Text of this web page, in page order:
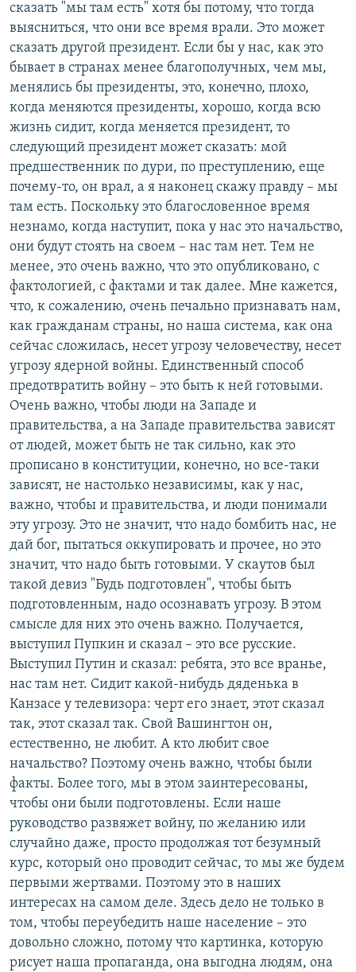
сказать "мы там есть" хотя бы потому, что тогда
выясниться, что они все время врали. Это может
сказать другой президент. Если бы у нас, как это
бывает в странах менее благополучных, чем мы,
менялись бы президенты, это, конечно, плохо,
когда меняются президенты, хорошо, когда всю
жизнь сидит, когда меняется президент, то
следующий президент может сказать: мой
предшественник по дури, по преступлению, еще
почему-то, он врал, а я наконец скажу правду – мы
там есть. Поскольку это благословенное время
незнамо, когда наступит, пока у нас это начальство,
они будут стоять на своем – нас там нет. Тем не
менее, это очень важно, что это опубликовано, с
фактологией, с фактами и так далее. Мне кажется,
что, к сожалению, очень печально признавать нам,
как гражданам страны, но наша система, как она
сейчас сложилась, несет угрозу человечеству, несет
угрозу ядерной войны. Единственный способ
предотвратить войну – это быть к ней готовыми.
Очень важно, чтобы люди на Западе и
правительства, а на Западе правительства зависят
от людей, может быть не так сильно, как это
прописано в конституции, конечно, но все-таки
зависят, не настолько независимы, как у нас,
важно, чтобы и правительства, и люди понимали
эту угрозу. Это не значит, что надо бомбить нас, не
дай бог, пытаться оккупировать и прочее, но это
значит, что надо быть готовыми. У скаутов был
такой девиз "Будь подготовлен", чтобы быть
подготовленным, надо осознавать угрозу. В этом
смысле для них это очень важно. Получается,
выступил Пупкин и сказал – это все русские.
Выступил Путин и сказал: ребята, это все вранье,
нас там нет. Сидит какой-нибудь дяденька в
Канзасе у телевизора: черт его знает, этот сказал
так, этот сказал так. Свой Вашингтон он,
естественно, не любит. А кто любит свое
начальство? Поэтому очень важно, чтобы были
факты. Более того, мы в этом заинтересованы,
чтобы они были подготовлены. Если наше
руководство развяжет войну, по желанию или
случайно даже, просто продолжая тот безумный
курс, который оно проводит сейчас, то мы же будем
первыми жертвами. Поэтому это в наших
интересах на самом деле. Здесь дело не только в
том, чтобы переубедить наше население – это
довольно сложно, потому что картинка, которую
рисует наша пропаганда, она выгодна людям, она